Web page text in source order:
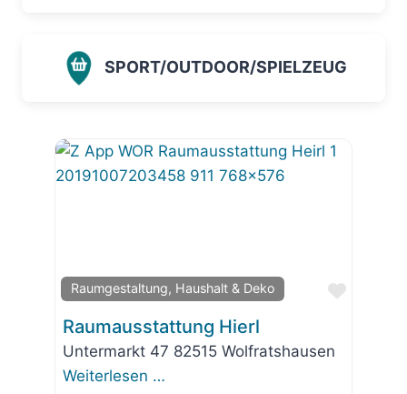
SPORT/OUTDOOR/SPIELZEUG
Raumgestaltung, Haushalt & Deko
Favorit
Raumausstattung Hierl
Untermarkt 47 82515 Wolfratshausen
Weiterlesen …